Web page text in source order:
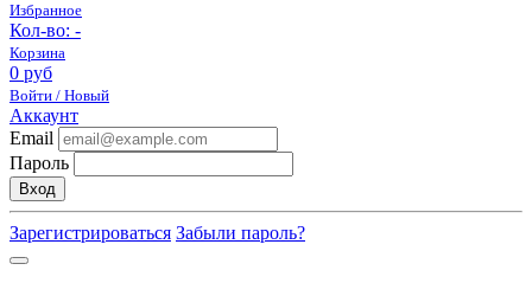
Избранное
Кол-во: -
Корзина
0 руб
Войти / Новый
Аккаунт
Email
Пароль
Вход
Зарегистрироваться Забыли пароль?